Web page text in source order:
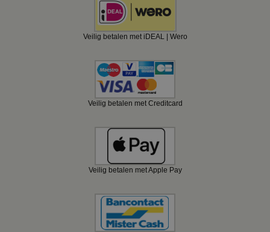
Veilig betalen met iDEAL | Wero
Veilig betalen met Creditcard
Veilig betalen met Apple Pay